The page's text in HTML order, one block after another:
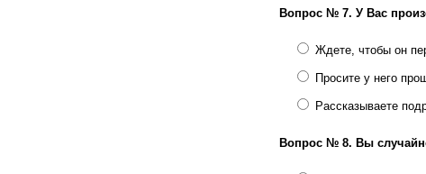
Вопрос № 7. У Вас
Ждете, чтобы он
Просите у него
Рассказываете
Вопрос № 8. Вы